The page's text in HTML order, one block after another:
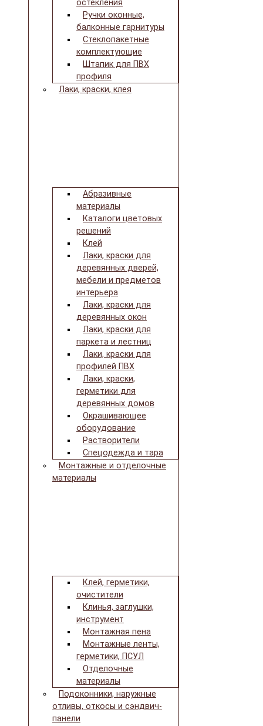
остекления
Ручки оконные,
балконные гарнитуры
Стеклопакетные
комплектующие
Штапик для ПВХ
профиля
Лаки, краски, клея
Абразивные
материалы
Каталоги цветовых
решений
Клей
Лаки, краски для
деревянных дверей,
мебели и предметов
интерьера
Лаки, краски для
деревянных окон
Лаки, краски для
паркета и лестниц
Лаки, краски для
профилей ПВХ
Лаки, краски,
герметики для
деревянных домов
Окрашивающее
оборудование
Растворители
Спецодежда и тара
Монтажные и отделочные
материалы
Клей, герметики,
очистители
Клинья, заглушки,
инструмент
Монтажная пена
Монтажные ленты,
герметики, ПСУЛ
Отделочные
материалы
Подоконники, наружные
отливы, откосы и сэндвич-
панели